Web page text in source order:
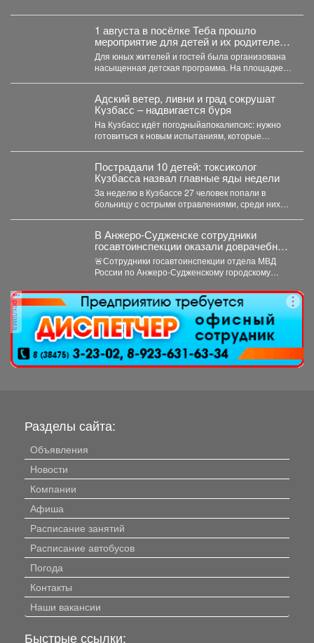
1 августа в посёлке Теба прошло
мероприятие для детей и их родителей
посвященное дню рождения поселка.
Для юных жителей и гостей была организована
насыщенная детская программа. На площадке
Адский ветер, ливни и град сокрушат
Кузбасс – надвигается буря
На Кузбасс идёт погодныйапокалипсис: нужно
готовиться к новым испытаниям, которые
Пострадали 10 детей: токсиколог
Кузбасса назвал главные яды недели
За неделю в Кузбассе 27 человек попали в
больницу с острыми отравлениями, среди них
В Анжеро-Судженске сотрудники
госавтоинспекции оказали доврачебную
помощь мужчине, пострадавшему от
укуса гадюки
🚨Сотрудники госавтоинспекции отдела МВД
России по Анжеро-Судженскому городскому
лейтенант...
реклама
Разделы сайта:
Объявления
Новости
Компании
Афиша
Расписание занятий
Расписание автобусов
Погода
Контакты
Наши вакансии
Быстрые ссылки: